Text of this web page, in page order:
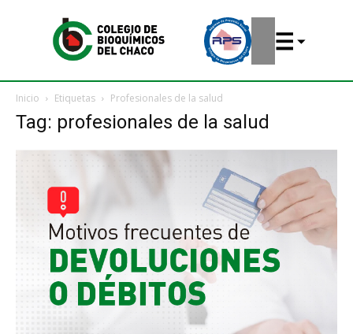
Inicio Etiquetas Profesionales de la salud
Tag: profesionales de la salud